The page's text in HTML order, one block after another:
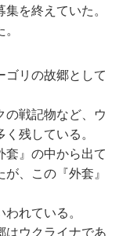
を終えていた。
ゴリの故郷として
の戦記物など、ウ
残している。
套』の中から出て
、この『外套』
れている。
はウクライナであ